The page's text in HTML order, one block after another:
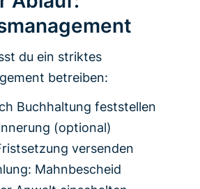
du ein striktes
betreiben:
Buchhaltung feststellen
(optional)
versenden
Mahnbescheid